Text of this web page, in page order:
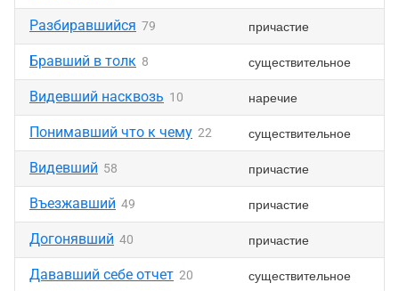
Разбиравшийся 79 причастие
Бравший в толк 8 существительное
Видевший насквозь 10 наречие
Понимавший что к чему 22 существительное
Видевший 58 причастие
Въезжавший 49 причастие
Догонявший 40 причастие
Дававший себе отчет 20 существительное